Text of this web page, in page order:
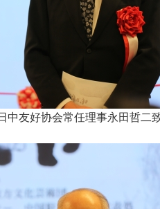
中友好协会常任理事永田哲二